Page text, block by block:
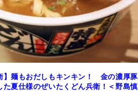
】麺もおだしもキンキン！ 金の濃厚豚
た夏仕様のぜいたくどん兵衛！＜野島慎